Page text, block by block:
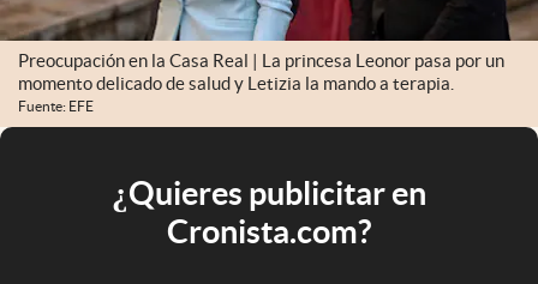
Preocupación en la Casa Real | La princesa Leonor pasa por un
momento delicado de salud y Letizia la mando a terapia.
Fuente: EFE
¿Quieres publicitar en
Cronista.com?